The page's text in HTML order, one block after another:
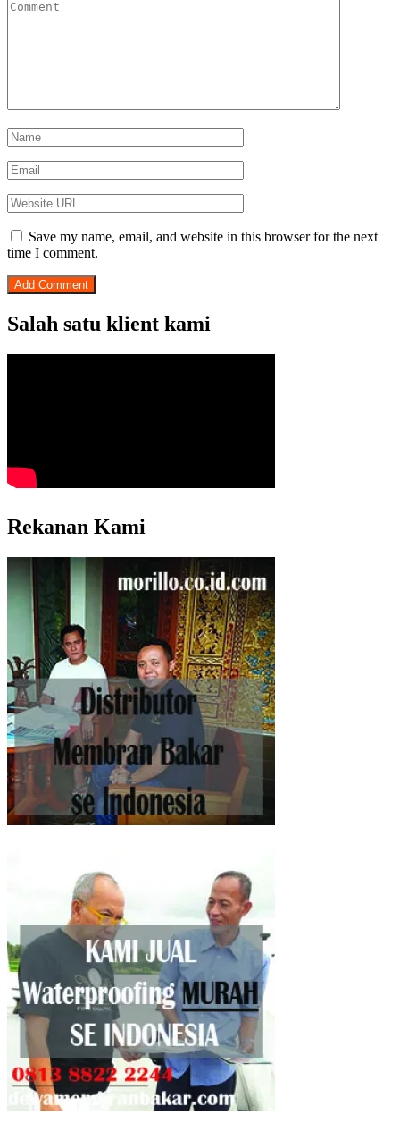
Save my name, email, and website in this browser for the next
time I comment.
Salah satu klient kami
Rekanan Kami